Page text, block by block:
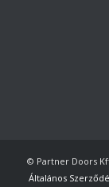
© Partner Doors
Általános